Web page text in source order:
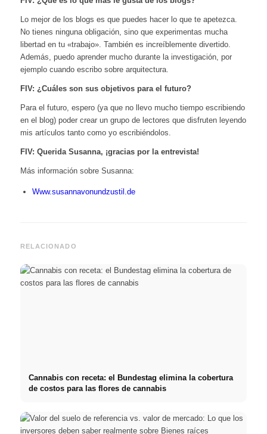
Lo mejor de los blogs es que puedes hacer lo que te apetezca.
No tienes ninguna obligación, sino que experimentas mucha
libertad en tu «trabajo». También es increíblemente divertido.
Además, puedo aprender mucho durante la investigación, por
ejemplo cuando escribo sobre arquitectura.
FIV: ¿Cuáles son sus objetivos para el futuro?
Para el futuro, espero (ya que no llevo mucho tiempo escribiendo
en el blog) poder crear un grupo de lectores que disfruten leyendo
mis artículos tanto como yo escribiéndolos.
FIV: Querida Susanna, ¡gracias por la entrevista!
Más información sobre Susanna:
Www.susannavonundzustil.de
RELACIONADO
Cannabis con receta: el Bundestag elimina la cobertura
de costos para las flores de cannabis